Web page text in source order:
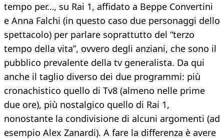
tempo per…, su Rai 1, affidato a Beppe Convertini
e Anna Falchi (in questo caso due personaggi dello
spettacolo) per parlare soprattutto del “terzo
tempo della vita”, ovvero degli anziani, che sono il
pubblico prevalente della tv generalista. Da qui
anche il taglio diverso dei due programmi: più
cronachistico quello di Tv8 (almeno nelle prime
due ore), più nostalgico quello di Rai 1,
nonostante la condivisione di alcuni argomenti (ad
esempio Alex Zanardi). A fare la differenza è avere